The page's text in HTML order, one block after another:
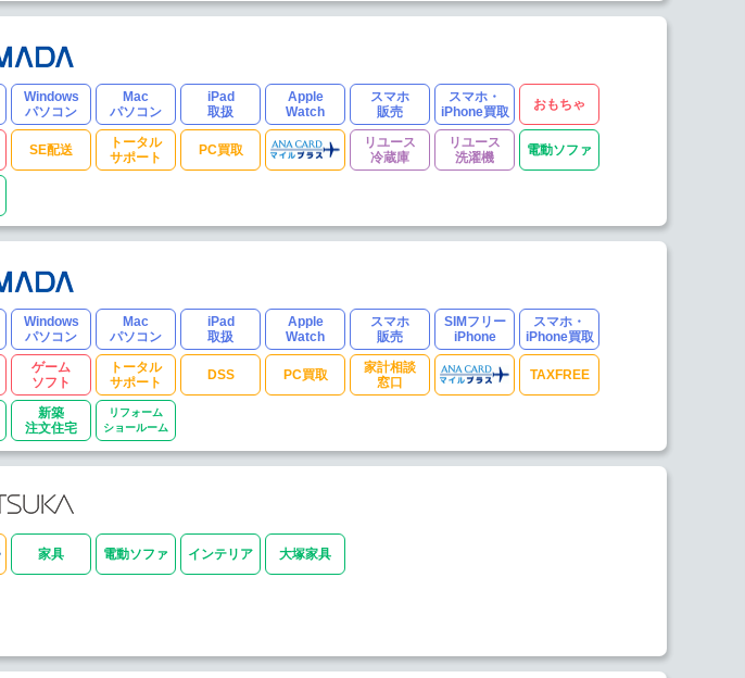
Windows
パソコン
Mac
パソコン
iPad
取扱
Apple
Watch
スマホ
販売
スマホ・
iPhone買取
おもちゃ
SE配送
トータル
サポート
PC買取
リユース
冷蔵庫
リユース
洗濯機
電動ソファ
Windows
パソコン
Mac
パソコン
iPad
取扱
Apple
Watch
スマホ
販売
SIMフリー
iPhone
スマホ・
iPhone買取
ゲーム
ソフト
トータル
サポート
DSS PC買取
家計相談
窓口
TAXFREE
新築
注文住宅
リフォーム
ショールーム
家具 電動ソファ インテリア 大塚家具